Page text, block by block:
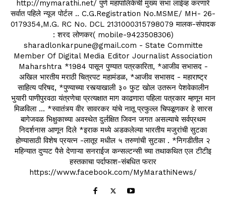
http://mymarathi.net/ पुणे महापालिकेची मुख्य सभा लाईव्ह करणारे
सर्वात पहिले न्यूज पोर्टल .. C.G.Registration No.MSME/ MH- 26-
0179354,M.G. RC No. DCL 2131000315798079 मालक-संपादक
: शरद लोणकर( mobile-9423508306)
sharadlonkarpune@gmail.com - State Committe
Member Of Digital Media Editor Journalist Association
Maharshtra *1984 पासून पुण्यात पत्रकारिता, *आजीव सभासद -
अखिल भारतीय मराठी चित्रपट महामंडळ, *आजीव सभासद - महाराष्ट्र
साहित्य परिषद, *पुण्याच्या रस्त्याखाली ३० फुट खोल उतरून पेशवेकालीन
भुयारी पाणीपुरवठा यंत्रणेचा प्रत्यक्षात माग काढणारा पहिला पत्रकार म्हणून मान
मिळविला ... *स्वातंत्र्य वीर सावरकर यांचे नातू प्रफुल्ल चिपळूणकर हे सारस
बागेजवळ भिक्षुकाच्या अवस्थेत दुर्लक्षित जिवन जगत असल्याचे सर्वप्रथम
निदर्शनास आणून दिले *इराक मध्ये अडकलेल्या भारतीय मजुरांची सुटका
होण्यासाठी विशेष प्रयत्न -लातूर मधील ५ तरुणांची सुटका . *निगडीतील २
महिन्यात दुप्पट पैसे देणाऱ्या सनराईज कन्सल्टन्सी च्या तथाकथित एल टीटीइ
हस्तकाचा पर्दाफाश-संबधित फरार
https://www.facebook.com/MyMarathiNews/